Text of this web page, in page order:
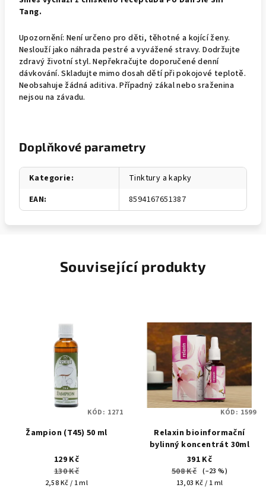
Tang.
Upozornění: Není určeno pro děti, těhotné a kojící ženy.
Neslouží jako náhrada pestré a vyvážené stravy. Dodržujte
zdravý životní styl. Nepřekračujte doporučené denní
dávkování. Skladujte mimo dosah dětí při pokojové teplotě.
Neobsahuje žádná aditiva. Případný zákal nebo sraženina
nejsou na závadu.
Doplňkové parametry
Kategorie:
Tinktury a kapky
EAN: 8594167651387
Související produkty
Žampion (T45) 50 ml
129 Kč
130 Kč
Měrná
2,58 Kč / 1 ml
KÓD: 1271
Relaxin bioinformační
bylinný koncentrát 30ml
391 Kč
508 Kč (–23 %)
Měrná
13,03 Kč / 1 ml
KÓD: 1599